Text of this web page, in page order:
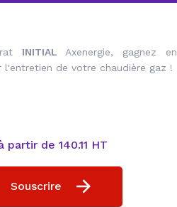
INITIAL Axenergie, gagnez en
l'entretien de votre chaudière gaz !
partir de 140.11 HT
Souscrire